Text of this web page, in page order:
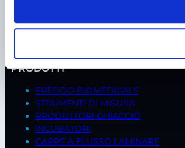
PRODOTTI
FREDDO BIOMEDICALE
STRUMENTI DI MISURA
PRODUTTORI GHIACCIO
INCUBATORI
CAPPE A FLUSSO LAMINARE